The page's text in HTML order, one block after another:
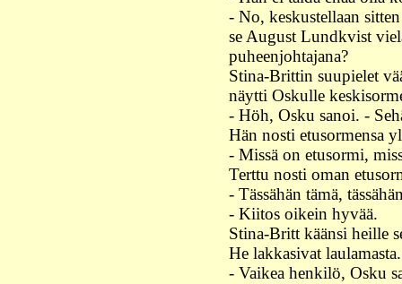
- No, keskustellaan
se August Lundkvist
puheenjohtajana?
Stina-Brittin suupielet
näytti Oskulle
- Höh, Osku sanoi. -
Hän nosti etusormensa
- Missä on etusormi,
Terttu nosti oman
- Tässähän tämä,
- Kiitos oikein hyvää.
Stina-Britt käänsi heille
He lakkasivat laulamasta.
- Vaikea henkilö, Osku